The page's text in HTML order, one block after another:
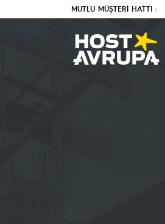
MUTLU MÜŞTERİ HATTI :